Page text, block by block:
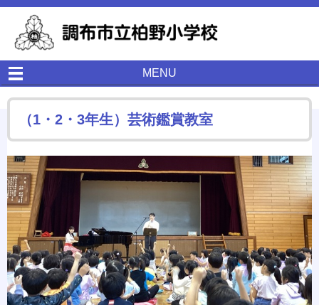
MENU
（1・2・3年生）芸術鑑賞教室